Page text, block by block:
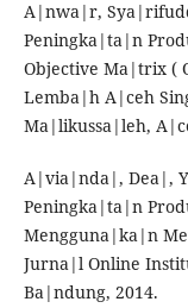
A|nwa|r,
Peningka|ta|n
Objective Ma|trix (
Lemba|h A|ceh
Ma|likussa|leh,
A|via|nda|, Dea|,
Peningka|ta|n
Mengguna|ka|n
Jurna|l Online
Ba|ndung, 2014.